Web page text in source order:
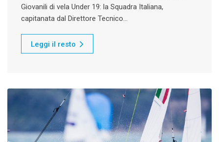
Giovanili di vela Under 19: la Squadra Italiana,
capitanata dal Direttore Tecnico…
Leggi il resto